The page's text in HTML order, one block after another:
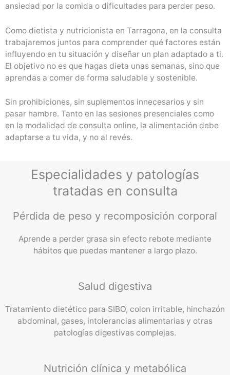
ansiedad por la comida o dificultades para perder peso.
Como dietista y nutricionista en Tarragona, en la consulta
trabajaremos juntos para comprender qué factores están
influyendo en tu situación y diseñar un plan adaptado a ti.
El objetivo no es que hagas dieta unas semanas, sino que
aprendas a comer de forma saludable y sostenible.
Sin prohibiciones, sin suplementos innecesarios y sin
pasar hambre. Tanto en las sesiones presenciales como
en la modalidad de consulta online, la alimentación debe
adaptarse a tu vida, y no al revés.
Especialidades y patologías
tratadas en consulta
Pérdida de peso y recomposición corporal
Aprende a perder grasa sin efecto rebote mediante
hábitos que puedas mantener a largo plazo.
Salud digestiva
Tratamiento dietético para SIBO, colon irritable, hinchazón
abdominal, gases, intolerancias alimentarias y otras
patologías digestivas complejas.
Nutrición clínica y metabólica